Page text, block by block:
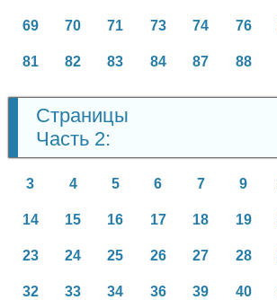
69 70 71 73 74 76
81 82 83 84 87 88
Страницы
Часть 2:
3 4 5 6 7 9
14 15 16 17 18 19
23 24 25 26 27 28
32 33 34 36 39 40